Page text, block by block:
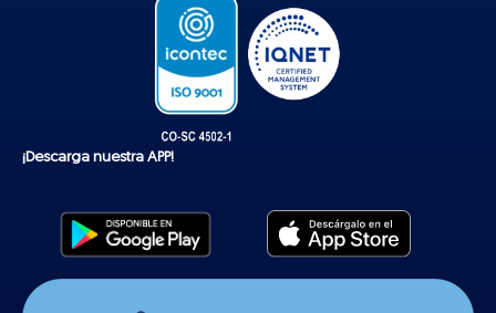
¡Descarga nuestra APP!